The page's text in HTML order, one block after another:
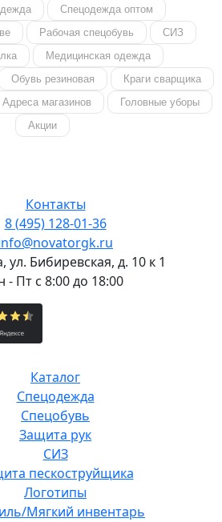
Спецодежда оптом
Рабочая спецобувь
СИЗ
Медицинская одежда
Обувь резиновая
Краги сварщика
Адреса магазинов
Головные уборы
Акции
Контакты
8 (495) 128-01-36
ул. Бибиревская, д. 10 к 1
- Пт с 8:00 до 18:00
Каталог
Спецодежда
Спецобувь
Защита рук
СИЗ
пескоструйщика
Логотипы
Мягкий инвентарь